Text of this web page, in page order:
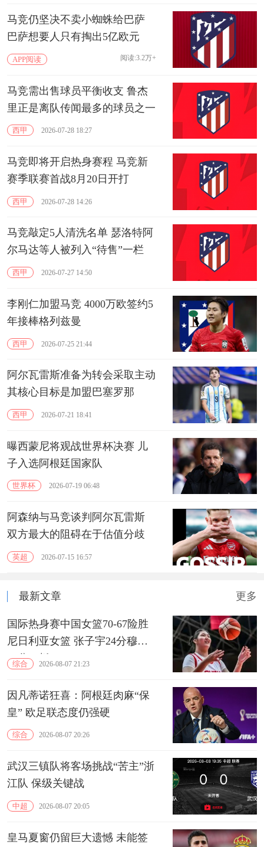
马竞仍坚决不卖小蜘蛛给巴萨
巴萨想要人只有掏出‌5亿欧元
APP阅读 阅读:3.2万+
马竞需出售球员平衡收支 鲁杰
里正是离队传闻最多的球员之一
西甲 2026-07-28 18:27
马竞即将开启热身赛程 马竞新
赛季联赛首战8月20日开打
西甲 2026-07-28 14:26
马竞敲定5人清洗名单 瑟洛特阿
尔马达等人被列入“待售”一栏
西甲 2026-07-27 14:50
李刚仁加盟马竞 4000万欧签约5
年接棒格列兹曼
西甲 2026-07-25 21:44
阿尔瓦雷斯准备为转会采取主动
其核心目标是加盟‌巴塞罗那
西甲 2026-07-21 18:41
曝西蒙尼将观战世界杯决赛 儿
子入选阿根廷国家队
世界杯 2026-07-19 06:48
阿森纳与马竞谈判阿尔瓦雷斯
双方最大的阻碍在于估值分歧
英超 2026-07-15 16:57
最新文章 更多
国际热身赛中国女篮70-67险胜
尼日利亚女篮 张子宇24分穆萨
15分10板
综合 2026-08-07 21:23
因凡蒂诺狂喜：阿根廷肉麻“保
皇” 欧足联态度仍强硬
综合 2026-08-07 20:26
武汉三镇队将客场挑战“苦主”浙
江队 保级关键战
中超 2026-08-07 20:05
皇马夏窗仍留巨大遗憾 未能签